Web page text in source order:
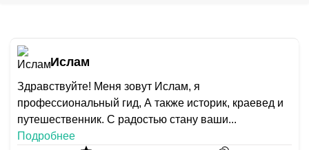
Ислам
Здравствуйте! Меня зовут Ислам, я
профессиональный гид, А также историк, краевед и
путешественник. С радостью стану ваши...
Подробнее